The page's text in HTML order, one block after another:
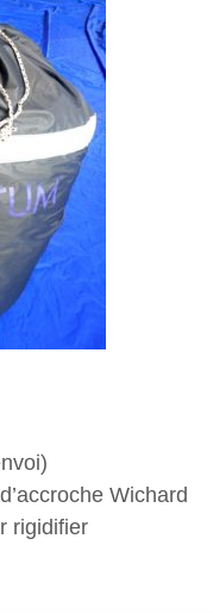
Wichard
rigidifier